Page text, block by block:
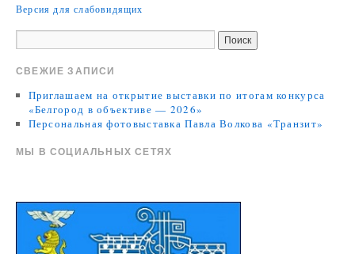
Версия для слабовидящих
СВЕЖИЕ ЗАПИСИ
Приглашаем на открытие выставки по итогам конкурса
«Белгород в объективе — 2026»
Персональная фотовыставка Павла Волкова «Транзит»
МЫ В СОЦИАЛЬНЫХ СЕТЯХ